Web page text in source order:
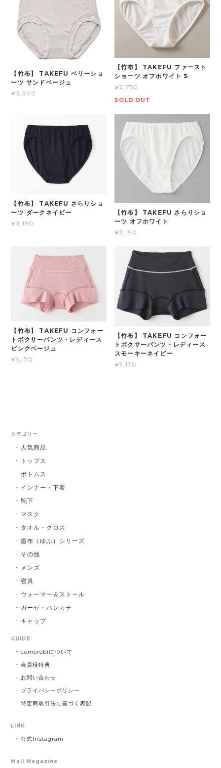
【竹布】 TAKEFU ベリーショ
ーツ サンドベージュ
¥3,300
【竹布】 TAKEFU ファースト
ショーツ オフホワイト S
¥2,750
SOLD OUT
【竹布】 TAKEFU さらりショ
ーツ ダークネイビー
¥3,190
【竹布】 TAKEFU さらりショ
ーツ オフホワイト
¥3,190
【竹布】 TAKEFU コンフォー
トボクサーパンツ・レディース
ピンクベージュ
¥5,170
【竹布】 TAKEFU コンフォー
トボクサーパンツ・レディース
スモーキーネイビー
¥5,170
カテゴリー
人気商品
トップス
ボトムス
インナー・下着
靴下
マスク
タオル・クロス
癒布（ゆふ）シリーズ
その他
メンズ
寝具
ウォーマー＆ストール
ガーゼ・ハンカチ
キャップ
GUIDE
comorebiについて
会員様特典
お問い合わせ
プライバシーポリシー
特定商取引法に基づく表記
LINK
公式Instagram
Mail Magazine